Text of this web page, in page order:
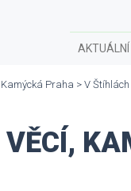
Praha > V